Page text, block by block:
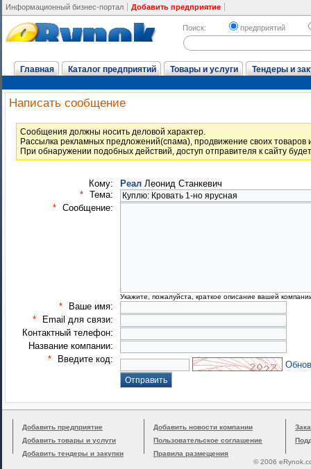
Информационный бизнес-портал Добавить предприятие
Поиск: предприятий
Главная Каталог предприятий Товары и услуги Тендеры и
Написать сообщение
Cообщения должны носить деловой характер.
Рассылка рекламных предложений(спама), продвижение своих товаров
При обнаружении подобных действий, доступ отправителя к сайту
Кому: Реал Леонид Станкевич
* Тема:
* Сообщение:
Укажите, пожалуйста, краткое описание вашей
*
Ваше имя:
*
Email для связи:
Контактный телефон:
Название компании:
*
Введите код:
Добавить предприятие
Добавить товары и услуги
Добавить тендеры и закупки
Добавить новости компании
Пользовательское соглашение
Правила размещения
© 2006